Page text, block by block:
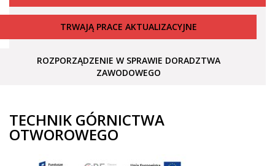
TRWAJĄ PRACE AKTUALIZACYJNE
ROZPORZĄDZENIE W SPRAWIE DORADZTWA
ZAWODOWEGO
TECHNIK GÓRNICTWA
OTWOROWEGO